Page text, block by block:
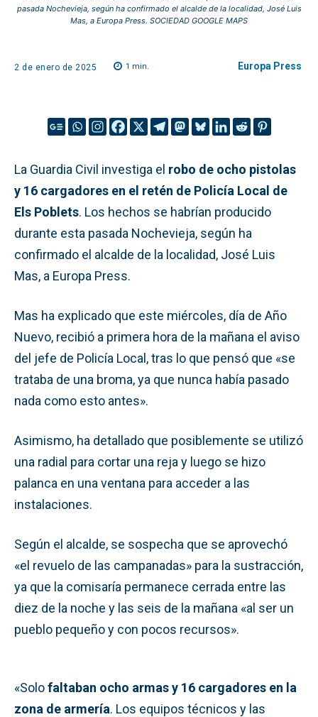
pasada Nochevieja, según ha confirmado el alcalde de la localidad, José Luis
Mas, a Europa Press. SOCIEDAD GOOGLE MAPS
2 de enero de 2025 1 min. Europa Press
La Guardia Civil investiga el robo de ocho pistolas
y 16 cargadores en el retén de Policía Local de
Els Poblets. Los hechos se habrían producido
durante esta pasada Nochevieja, según ha
confirmado el alcalde de la localidad, José Luis
Mas, a Europa Press.
Mas ha explicado que este miércoles, día de Año
Nuevo, recibió a primera hora de la mañana el aviso
del jefe de Policía Local, tras lo que pensó que «se
trataba de una broma, ya que nunca había pasado
nada como esto antes».
Asimismo, ha detallado que posiblemente se utilizó
una radial para cortar una reja y luego se hizo
palanca en una ventana para acceder a las
instalaciones.
Según el alcalde, se sospecha que se aprovechó
«el revuelo de las campanadas» para la sustracción,
ya que la comisaría permanece cerrada entre las
diez de la noche y las seis de la mañana «al ser un
pueblo pequeño y con pocos recursos».
«Solofaltaban ocho armas y 16 cargadores en la
zona de armería. Los equipos técnicos y las